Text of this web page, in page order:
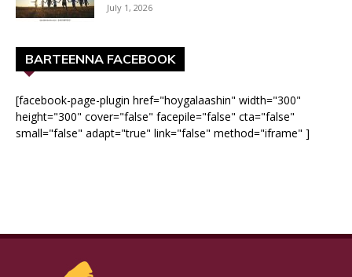
July 1, 2026
BARTEENNA FACEBOOK
[facebook-page-plugin href="hoygalaashin" width="300"
height="300" cover="false" facepile="false" cta="false"
small="false" adapt="true" link="false" method="iframe" ]